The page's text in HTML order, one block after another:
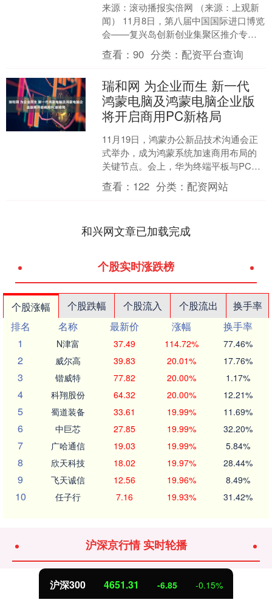
来源：滚动播报实倍网 （来源：上观新
闻） 11月8日，第八届中国国际进口博览
会——复兴岛创新创业集聚区推介专场
活动在杨浦复兴岛船台公园举行。近20
家中外企业与杨....
查看：90 分类：配资平台查询
瑞和网 为企业而生 新一代
鸿蒙电脑及鸿蒙电脑企业版
将开启商用PC新格局
11月19日，鸿蒙办公新品技术沟通会正
式举办，成为鸿蒙系统加速商用布局的
关键节点。会上，华为终端平板与PC产
品线总裁朱懂东发表主题演讲，不仅宣
告鸿蒙电脑已实现全....
查看： 122 分类：配资网站
和兴网文章已加载完成
个股实时涨跌榜
个股涨幅 个股跌幅 个股流入 个股流出
换手率
排名
名称 最新价 涨幅
换手率
1
N津富 37.49 114.72% 77.46%
2 威尔高 39.83 20.01% 17.76%
3 锴威特 77.82 20.00% 1.17%
4 科翔股份 64.32 20.00% 12.21%
5 蜀道装备 33.61 19.99% 11.69%
6 中巨芯 27.85 19.99% 32.20%
7 广哈通信 19.03 19.99% 5.84%
8 欣天科技 18.02 19.97% 28.44%
9 飞天诚信 12.56 19.96% 8.49%
10 任子行 7.16 19.93% 31.42%
沪深京行情 实时轮播
沪深300 4651.31 -6.85 -0.15%